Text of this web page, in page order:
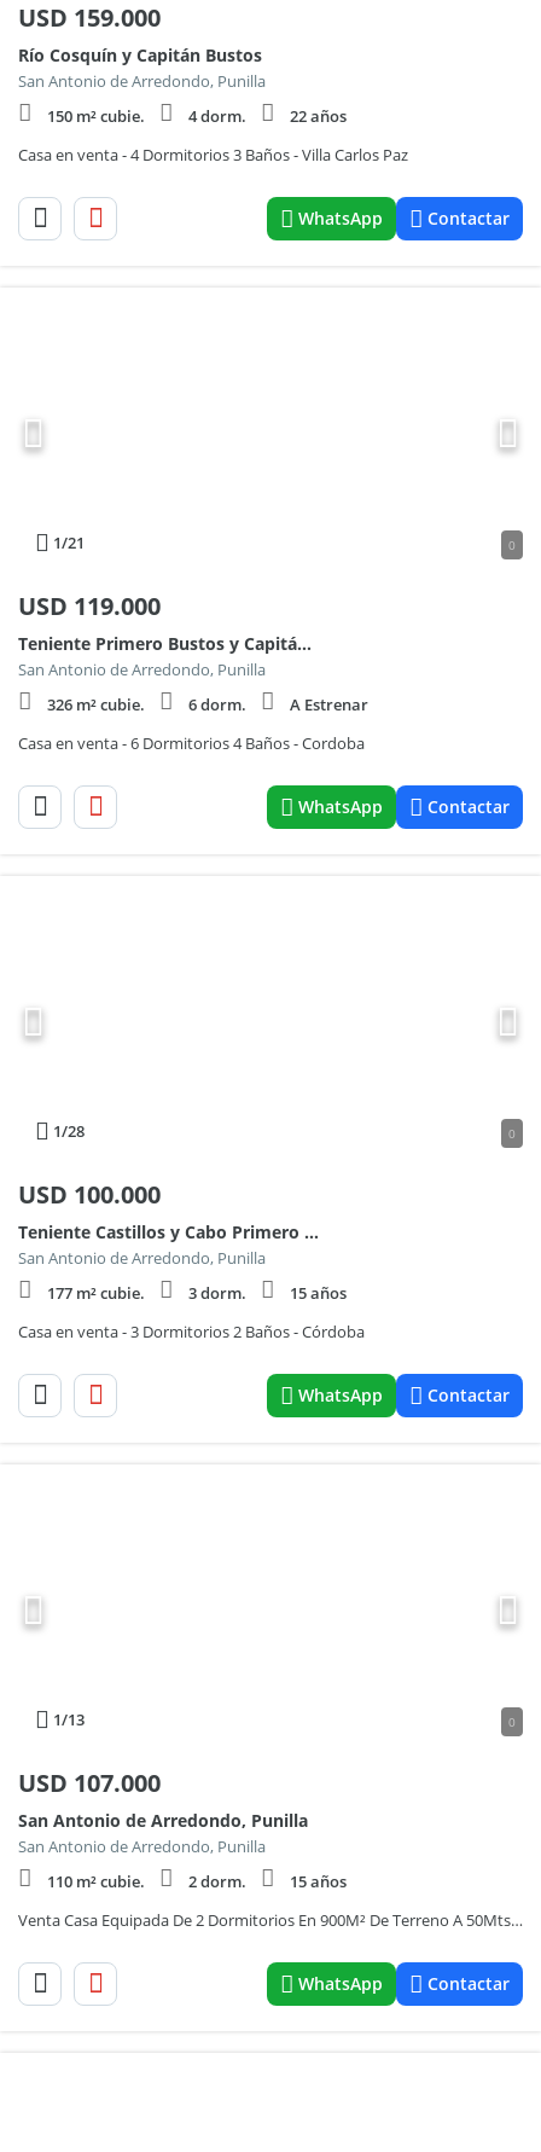
USD 159.000
Río Cosquín y Capitán Bustos
San Antonio de Arredondo, Punilla
150 m² cubie.
4 dorm.
22 años
Casa en venta - 4 Dormitorios 3 Baños - Villa Carlos Paz
WhatsApp Contactar
1/21 0
USD 119.000
Teniente Primero Bustos y Capitán Krause
San Antonio de Arredondo, Punilla
326 m² cubie.
6 dorm.
A Estrenar
Casa en venta - 6 Dormitorios 4 Baños - Cordoba
WhatsApp Contactar
1/28 0
USD 100.000
Teniente Castillos y Cabo Primero Maldonado
San Antonio de Arredondo, Punilla
177 m² cubie.
3 dorm.
15 años
Casa en venta - 3 Dormitorios 2 Baños - Córdoba
WhatsApp Contactar
1/13 0
USD 107.000
San Antonio de Arredondo, Punilla
San Antonio de Arredondo, Punilla
110 m² cubie.
2 dorm.
15 años
Venta Casa Equipada De 2 Dormitorios En 900M² De Terreno A 50Mts Del Río En San Antonio De Arredondo
WhatsApp Contactar